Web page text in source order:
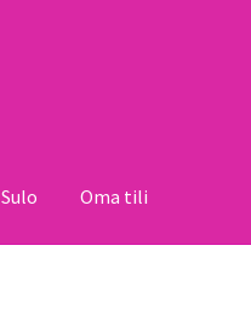
Sulo Oma tili